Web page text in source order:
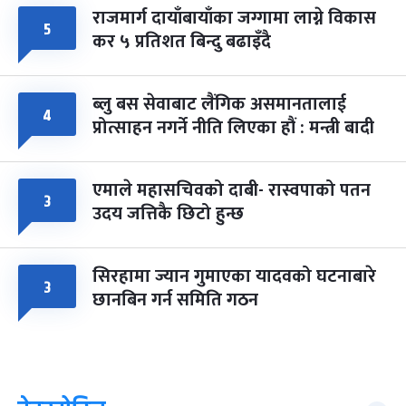
५ राजमार्ग दायाँबायाँका जग्गामा लाग्ने विकास
कर ५ प्रतिशत बिन्दु बढाइँदै
४ ब्लु बस सेवाबाट लैंगिक असमानतालाई
प्रोत्साहन नगर्ने नीति लिएका हौं : मन्त्री बादी
३ एमाले महासचिवको दाबी- रास्वपाको पतन
उदय जत्तिकै छिटो हुन्छ
३ सिरहामा ज्यान गुमाएका यादवको घटनाबारे
छानबिन गर्न समिति गठन